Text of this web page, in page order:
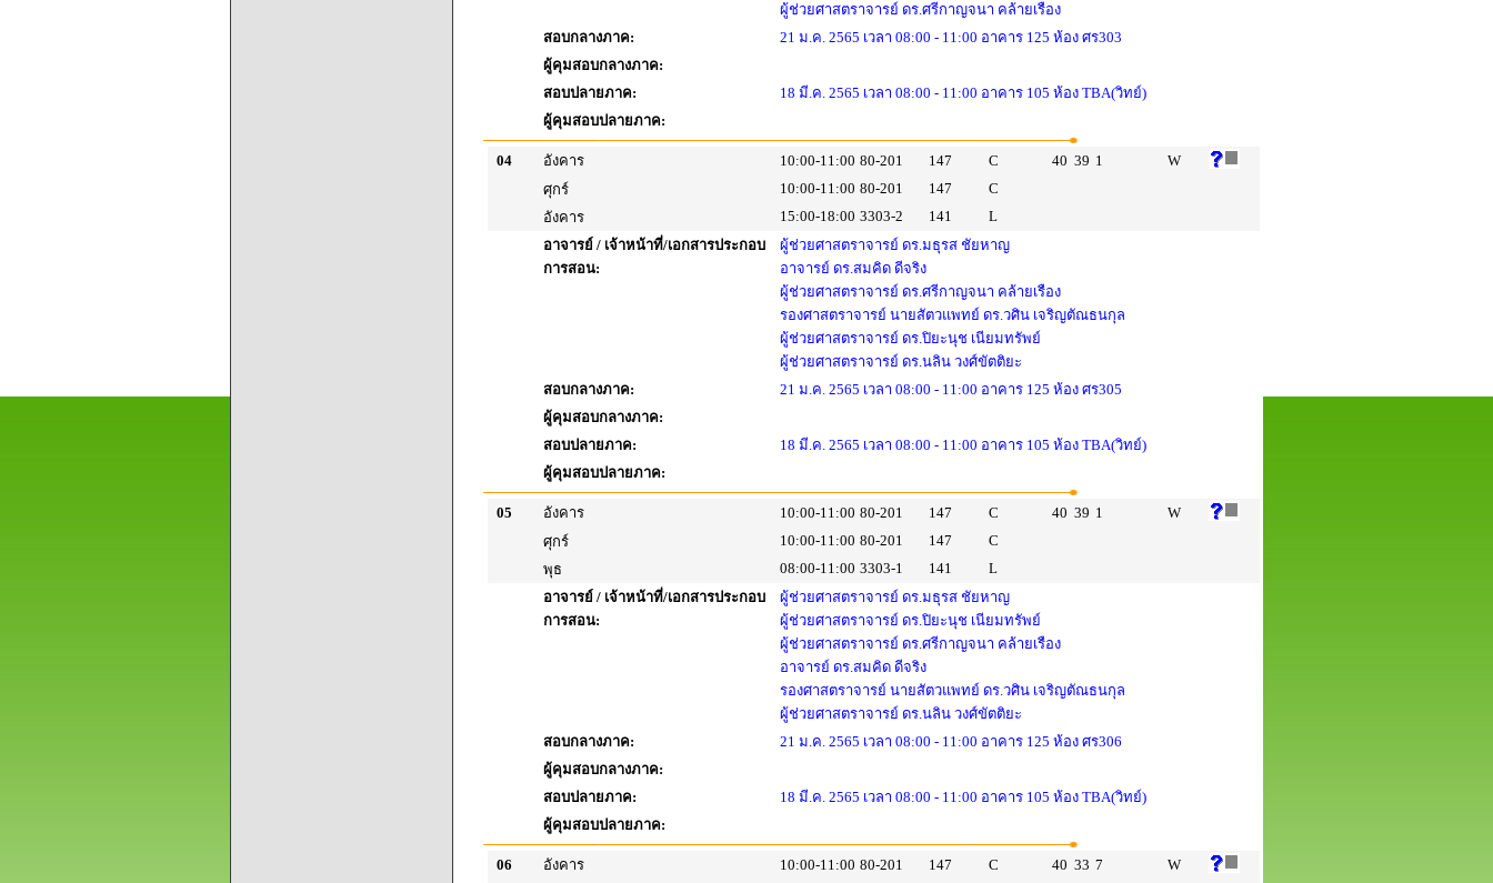
ผู้ช่วยศาสตราจารย์ ดร.ศรีกาญจนา คล้ายเรือง
สอบกลางภาค:
21 ม.ค. 2565 เวลา 08:00 - 11:00 อาคาร 125 ห้อง ศร303
ผู้คุมสอบกลางภาค:
สอบปลายภาค:
18 มี.ค. 2565 เวลา 08:00 - 11:00 อาคาร 105 ห้อง TBA(วิทย์)
ผู้คุมสอบปลายภาค:
04 อังคาร 10:00-11:00 80-201 147 C 40 39 1
W
ศุกร์
10:00-11:00 80-201 147
C
อังคาร
15:00-18:00 3303-2 141
L
อาจารย์ / เจ้าหน้าที่/เอกสารประกอบ
การสอน:
ผู้ช่วยศาสตราจารย์ ดร.มธุรส ชัยหาญ
อาจารย์ ดร.สมคิด ดีจริง
ผู้ช่วยศาสตราจารย์ ดร.ศรีกาญจนา คล้ายเรือง
รองศาสตราจารย์ นายสัตวแพทย์ ดร.วศิน เจริญตัณธนกุล
ผู้ช่วยศาสตราจารย์ ดร.ปิยะนุช เนียมทรัพย์
ผู้ช่วยศาสตราจารย์ ดร.นลิน วงศ์ขัตติยะ
สอบกลางภาค:
21 ม.ค. 2565 เวลา 08:00 - 11:00 อาคาร 125 ห้อง ศร305
ผู้คุมสอบกลางภาค:
สอบปลายภาค:
18 มี.ค. 2565 เวลา 08:00 - 11:00 อาคาร 105 ห้อง TBA(วิทย์)
ผู้คุมสอบปลายภาค:
05 อังคาร 10:00-11:00 80-201 147 C 40 39 1
W
ศุกร์
10:00-11:00 80-201 147
C
พุธ
08:00-11:00 3303-1 141
L
อาจารย์ / เจ้าหน้าที่/เอกสารประกอบ
การสอน:
ผู้ช่วยศาสตราจารย์ ดร.มธุรส ชัยหาญ
ผู้ช่วยศาสตราจารย์ ดร.ปิยะนุช เนียมทรัพย์
ผู้ช่วยศาสตราจารย์ ดร.ศรีกาญจนา คล้ายเรือง
อาจารย์ ดร.สมคิด ดีจริง
รองศาสตราจารย์ นายสัตวแพทย์ ดร.วศิน เจริญตัณธนกุล
ผู้ช่วยศาสตราจารย์ ดร.นลิน วงศ์ขัตติยะ
สอบกลางภาค:
21 ม.ค. 2565 เวลา 08:00 - 11:00 อาคาร 125 ห้อง ศร306
ผู้คุมสอบกลางภาค:
สอบปลายภาค:
18 มี.ค. 2565 เวลา 08:00 - 11:00 อาคาร 105 ห้อง TBA(วิทย์)
ผู้คุมสอบปลายภาค:
06 อังคาร 10:00-11:00 80-201 147 C 40 33 7
W